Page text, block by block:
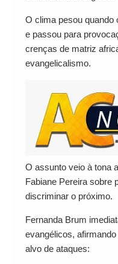
O clima pesou quando
e passou para
crenças de matriz
evangelicalismo.
O assunto veio à tona
Fabiane Pereira sobre
discriminar o próximo.
Fernanda Brum
evangélicos,
alvo de ataques: